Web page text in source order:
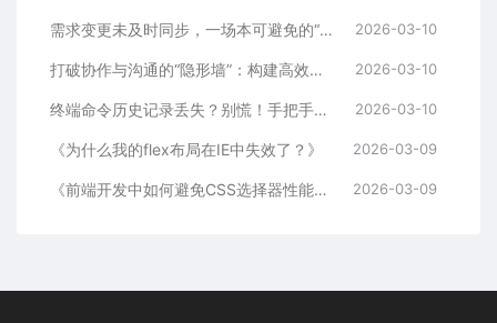
需求变更未及时同步，一场本可避免的“返工”闹剧 2026-03-10
打破协作与沟通的“隐形墙”：构建高效团队的密钥 2026-03-10
终端命令历史记录丢失？别慌！手把手教你找回+永久预防 2026-03-10
《为什么我的flex布局在IE中失效了？》 2026-03-09
《前端开发中如何避免CSS选择器性能问题？》 2026-03-09